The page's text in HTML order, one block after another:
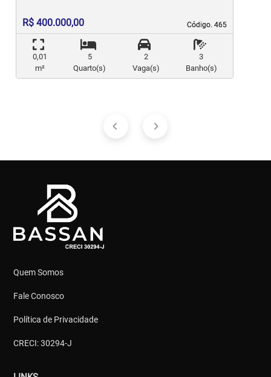
Código. 465
Código. 465
R$ 400.000,00
0,01
m²
5
Quarto(s)
2
Vaga(s)
3
Banho(s)
Quem Somos
Fale Conosco
Política de Privacidade
CRECI: 30294-J